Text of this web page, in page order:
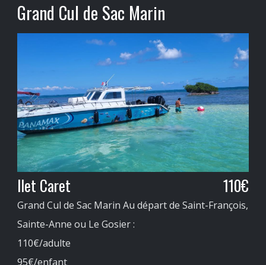
Grand Cul de Sac Marin
110€
Ilet Caret
Grand Cul de Sac Marin Au départ de Saint-François,
Sainte-Anne ou Le Gosier :
110€/adulte
95€/enfant